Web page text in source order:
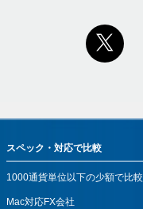
スペック・対応で比較
1000通貨単位以下の少額で比較
Mac対応FX会社